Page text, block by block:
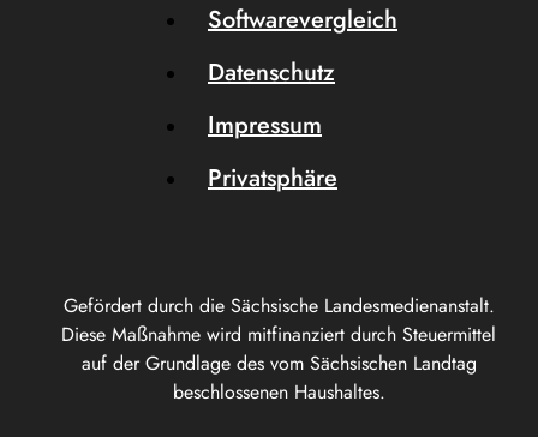
Gefördert durch die Sächsische Landesmedienanstalt.
Diese Maßnahme wird mitfinanziert durch Steuermittel
auf der Grundlage des vom Sächsischen Landtag
beschlossenen Haushaltes.
Softwarevergleich
Datenschutz
Impressum
Privatsphäre